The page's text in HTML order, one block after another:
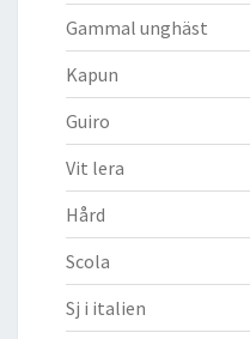
Gammal unghäst
Kapun
Guiro
Vit lera
Hård
Scola
Sj i italien